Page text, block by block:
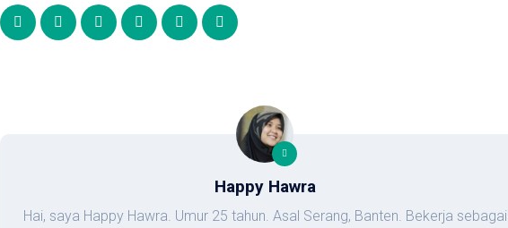
Happy Hawra
Hai, saya Happy Hawra. Umur 25 tahun. Asal Serang, Banten. Bekerja sebagai